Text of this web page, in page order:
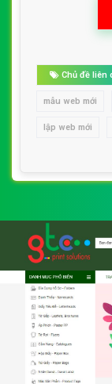
Chủ đề liên
mẫu web mới
lập web mới